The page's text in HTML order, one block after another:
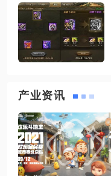
产业资讯